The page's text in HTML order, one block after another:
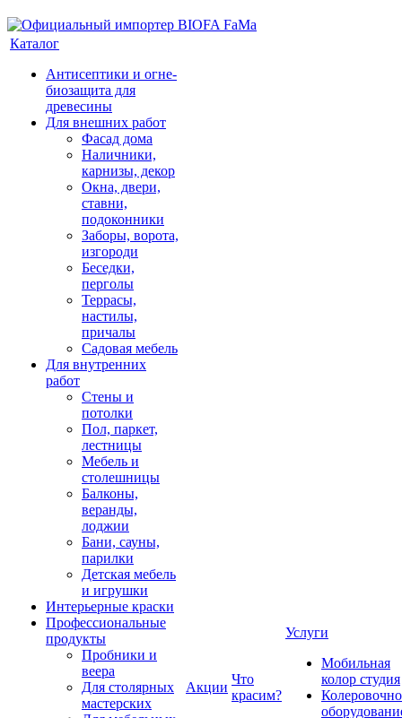
Каталог
Антисептики и огне-
биозащита для
древесины
Для внешних работ
Фасад дома
Наличники,
карнизы, декор
Окна, двери,
ставни,
подоконники
Заборы, ворота,
изгороди
Беседки,
перголы
Террасы,
настилы,
причалы
Садовая мебель
Для внутренних
работ
Стены и
потолки
Пол, паркет,
лестницы
Мебель и
столешницы
Балконы,
веранды,
лоджии
Бани, сауны,
парилки
Детская мебель
и игрушки
Интерьерные краски
Профессиональные
продукты
Пробники и
веера
Для столярных
мастерских
Акции
Что
красим?
Услуги
Мобильная
колор студия